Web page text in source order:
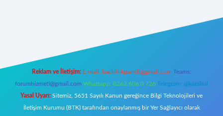
Reklam ve İletişim: E-mail: backlinkpaneli@gmail.com Teams:
forumhizmeti@gmail.com Whatsapp: 0262 606 0 726 Telegram: @karabul
Yasal Uyarı: Sitemiz, 5651 Sayılı Kanun gereğince Bilgi Teknolojileri ve
İletişim Kurumu (BTK) tarafından onaylanmış bir Yer Sağlayıcı olarak